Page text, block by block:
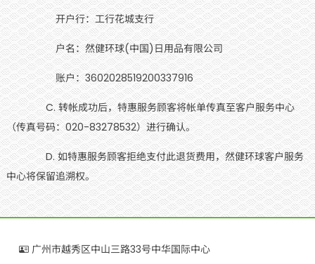
开户行：工行花城支行
户名：然健环球(中国)日用品有限公司
账户：3602028519200337916
C. 转帐成功后，特惠服务顾客将帐单传真至客户服务中心
（传真号码：020-83278532）进行确认。
D. 如特惠服务顾客拒绝支付此退货费用，然健环球客户服务
中心将保留追溯权。
广州市越秀区中山三路33号中华国际中心